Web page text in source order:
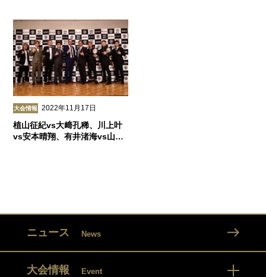
大会情報 2022年11月17日
植山征紀vs大﨑孔稀、川上叶
vs安本晴翔、有井渚海vs山…
ニュース News
大会情報 Event